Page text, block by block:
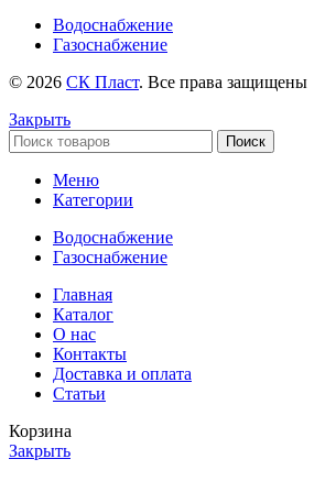
Водоснабжение
Газоснабжение
© 2026 СК Пласт. Все права защищены
Закрыть
Поиск
Меню
Категории
Водоснабжение
Газоснабжение
Главная
Каталог
О нас
Контакты
Доставка и оплата
Статьи
Корзина
Закрыть